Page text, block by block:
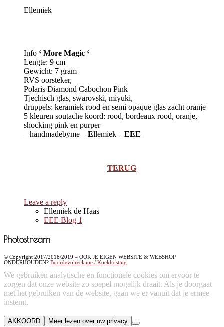
Ellemiek
Info ‘ More Magic ‘
Lengte: 9 cm
Gewicht: 7 gram
RVS oorsteker,
Polaris Diamond Cabochon Pink
Tjechisch glas, swarovski, miyuki,
druppels: keramiek rood en semi opaque glas zacht oranje
5 kleuren soutache koord: rood, bordeaux rood, oranje,
shocking pink en purper
– handmadebyme – Ellemiek – EEE
TERUG
Leave a reply
Ellemiek de Haas
EEE Blog 1
Photostream
© Copyright 2017/2018/2019 – OOK JE EIGEN WEBSITE & WEBSHOP
ONDERHOUDEN? Boordevolreclame / Koekhosting
We gebruiken analytische en functionele cookies om ervoor te
zorgen dat onze website zo soepel mogelijk draait. Als je doorgaat
met het gebruiken van de website, gaan we er vanuit dat je ermee
instemt.
AKKOORD Meer lezen over uw privacy